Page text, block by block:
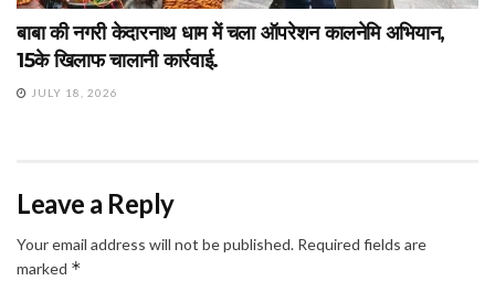
बाबा की नगरी केदारनाथ धाम में चला ऑपरेशन कालनेमि अभियान,
15के खिलाफ चालानी कार्रवाई.
JULY 18, 2026
Leave a Reply
Your email address will not be published. Required fields are
marked *